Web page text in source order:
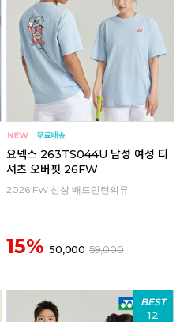
요넥스 263TS044U 남성 여성 티
셔츠 오버핏 26FW
2026 FW 신상 배드민턴의류
15% 50,000 59,000
BEST
12